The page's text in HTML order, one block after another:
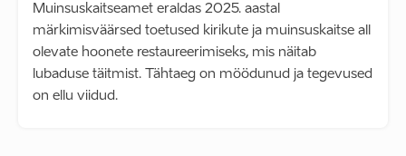
Muinsuskaitseamet eraldas 2025. aastal
märkimisväärsed toetused kirikute ja muinsuskaitse all
olevate hoonete restaureerimiseks, mis näitab
lubaduse täitmist. Tähtaeg on möödunud ja tegevused
on ellu viidud.